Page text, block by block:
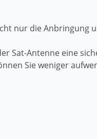
nur die Anbringung
Sat-Antenne eine
Sie weniger